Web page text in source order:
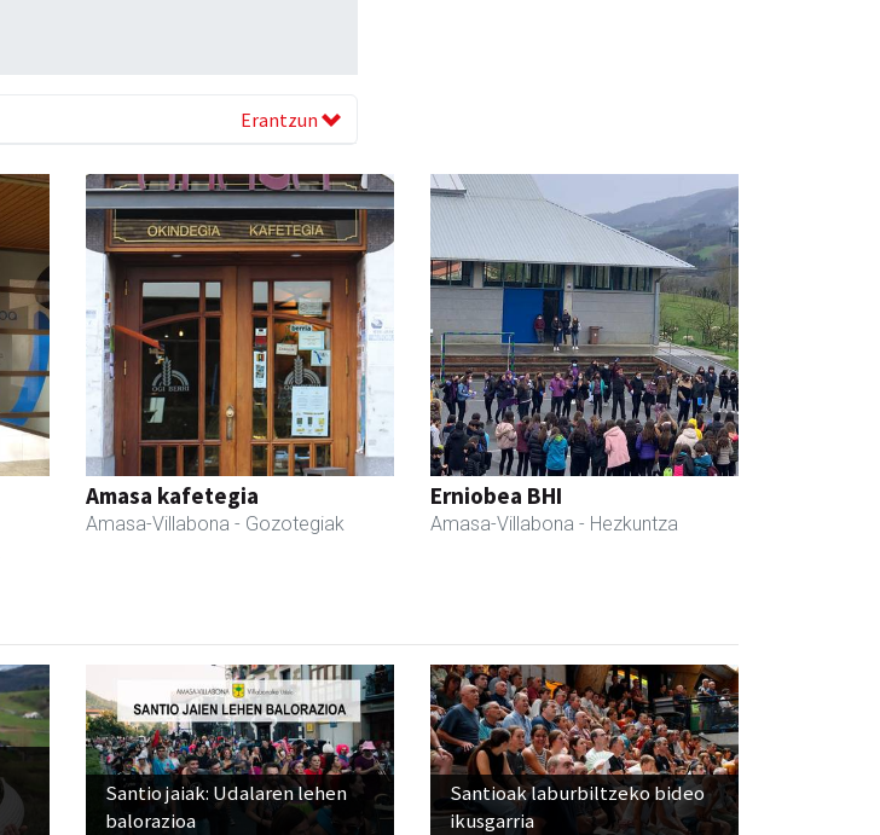
Erantzun
Amasa kafetegia
Amasa-Villabona - Gozotegiak
Erniobea BHI
Amasa-Villabona - Hezkuntza
Santio jaiak: Udalaren lehen
balorazioa
Santioak laburbiltzeko bideo
ikusgarria